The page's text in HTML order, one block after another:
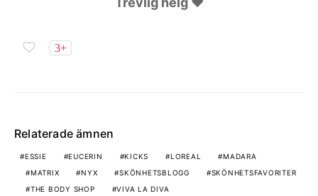
3+
Relaterade ämnen
ESSIE EUCERIN KICKS LOREAL
MADARA
MATRIX
NYX SKÖNHETSBLOGG
SKÖNHETSFAVORITER
THE BODY SHOP
VIVA LA DIVA